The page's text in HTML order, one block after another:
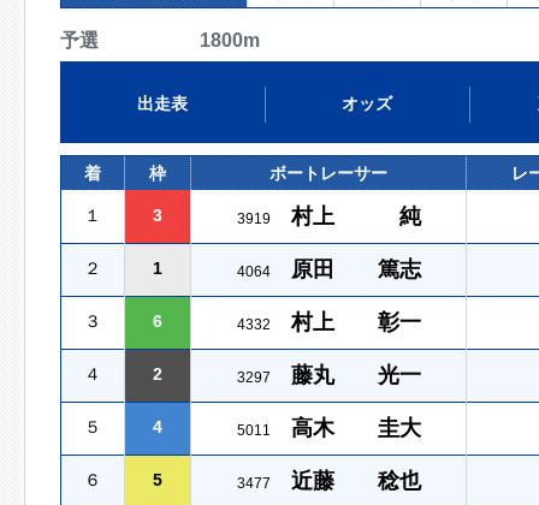
予選 1800m
出走表 オッズ
着 枠 ボートレーサー レ
１ 3 3919 村上 純
２ 1 4064 原田 篤志
３ 6 4332 村上 彰一
４ 2 3297 藤丸 光一
５ 4 5011 高木 圭大
６ 5 3477 近藤 稔也